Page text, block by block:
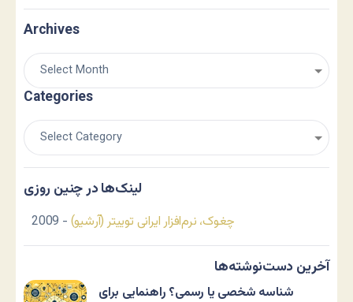
Archives
Categories
لینک‌ها در چنین روزی
چغوک، نرم‌افزار ایرانی توییتر (آرشیو) - 2009
آخرین دست‌نوشته‌ها
شناسه شخصی یا رسمی؟ راهنمایی برای